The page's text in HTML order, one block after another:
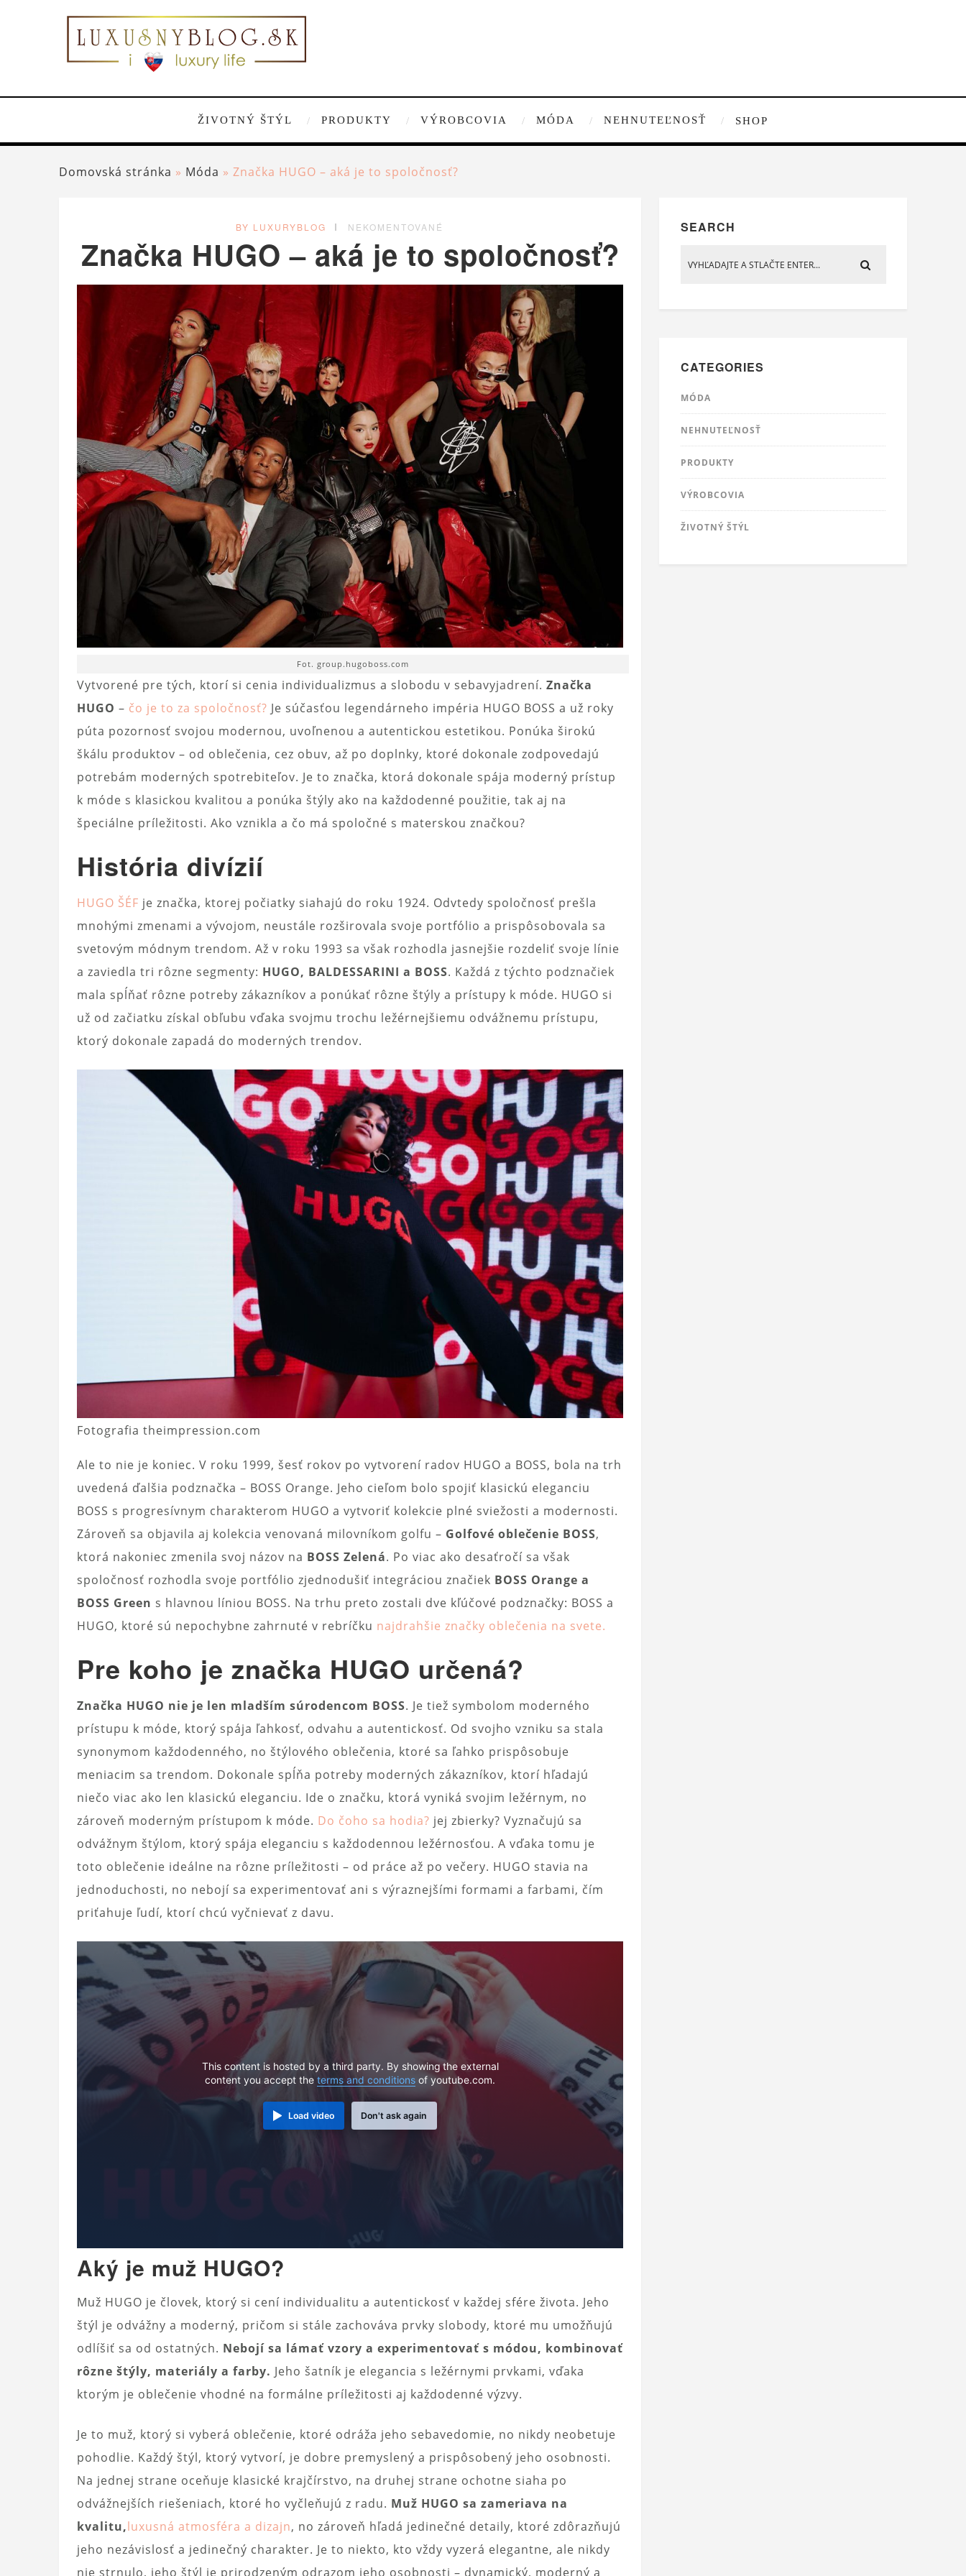
ŽIVOTNÝ ŠTÝL PRODUKTY VÝROBCOVIA MÓDA NEHNUTEĽNOSŤ SHOP
Domovská stránka » Móda » Značka HUGO – aká je to spoločnosť?
BY LUXURYBLOG NEKOMENTOVANÉ
Značka HUGO – aká je to spoločnosť?
Fot. group.hugoboss.com
Vytvorené pre tých, ktorí si cenia individualizmus a slobodu v sebavyjadrení. Značka
HUGO – čo je to za spoločnosť? Je súčasťou legendárneho impéria HUGO BOSS a už roky
púta pozornosť svojou modernou, uvoľnenou a autentickou estetikou. Ponúka širokú
škálu produktov – od oblečenia, cez obuv, až po doplnky, ktoré dokonale zodpovedajú
potrebám moderných spotrebiteľov. Je to značka, ktorá dokonale spája moderný prístup
k móde s klasickou kvalitou a ponúka štýly ako na každodenné použitie, tak aj na
špeciálne príležitosti. Ako vznikla a čo má spoločné s materskou značkou?
História divízií
HUGO ŠÉF je značka, ktorej počiatky siahajú do roku 1924. Odvtedy spoločnosť prešla
mnohými zmenami a vývojom, neustále rozširovala svoje portfólio a prispôsobovala sa
svetovým módnym trendom. Až v roku 1993 sa však rozhodla jasnejšie rozdeliť svoje línie
a zaviedla tri rôzne segmenty: HUGO, BALDESSARINI a BOSS. Každá z týchto podznačiek
mala spĺňať rôzne potreby zákazníkov a ponúkať rôzne štýly a prístupy k móde. HUGO si
už od začiatku získal obľubu vďaka svojmu trochu ležérnejšiemu odvážnemu prístupu,
ktorý dokonale zapadá do moderných trendov.
Fotografia theimpression.com
Ale to nie je koniec. V roku 1999, šesť rokov po vytvorení radov HUGO a BOSS, bola na trh
uvedená ďalšia podznačka – BOSS Orange. Jeho cieľom bolo spojiť klasickú eleganciu
BOSS s progresívnym charakterom HUGO a vytvoriť kolekcie plné sviežosti a modernosti.
Zároveň sa objavila aj kolekcia venovaná milovníkom golfu – Golfové oblečenie BOSS,
ktorá nakoniec zmenila svoj názov na BOSS Zelená. Po viac ako desaťročí sa však
spoločnosť rozhodla svoje portfólio zjednodušiť integráciou značiek BOSS Orange a
BOSS Green s hlavnou líniou BOSS. Na trhu preto zostali dve kľúčové podznačky: BOSS a
HUGO, ktoré sú nepochybne zahrnuté v rebríčku najdrahšie značky oblečenia na svete.
Pre koho je značka HUGO určená?
Značka HUGO nie je len mladším súrodencom BOSS. Je tiež symbolom moderného
prístupu k móde, ktorý spája ľahkosť, odvahu a autentickosť. Od svojho vzniku sa stala
synonymom každodenného, ​​no štýlového oblečenia, ktoré sa ľahko prispôsobuje
meniacim sa trendom. Dokonale spĺňa potreby moderných zákazníkov, ktorí hľadajú
niečo viac ako len klasickú eleganciu. Ide o značku, ktorá vyniká svojim ležérnym, no
zároveň moderným prístupom k móde. Do čoho sa hodia? jej zbierky? Vyznačujú sa
odvážnym štýlom, ktorý spája eleganciu s každodennou ležérnosťou. A vďaka tomu je
toto oblečenie ideálne na rôzne príležitosti – od práce až po večery. HUGO stavia na
jednoduchosti, no nebojí sa experimentovať ani s výraznejšími formami a farbami, čím
priťahuje ľudí, ktorí chcú vyčnievať z davu.
This content is hosted by a third party. By showing the external
content you accept the terms and conditions of youtube.com.
Load video Don't ask again
Aký je muž HUGO?
Muž HUGO je človek, ktorý si cení individualitu a autentickosť v každej sfére života. Jeho
štýl je odvážny a moderný, pričom si stále zachováva prvky slobody, ktoré mu umožňujú
odlíšiť sa od ostatných. Nebojí sa lámať vzory a experimentovať s módou, kombinovať
rôzne štýly, materiály a farby. Jeho šatník je elegancia s ležérnymi prvkami, vďaka
ktorým je oblečenie vhodné na formálne príležitosti aj každodenné výzvy.
Je to muž, ktorý si vyberá oblečenie, ktoré odráža jeho sebavedomie, no nikdy neobetuje
pohodlie. Každý štýl, ktorý vytvorí, je dobre premyslený a prispôsobený jeho osobnosti.
Na jednej strane oceňuje klasické krajčírstvo, na druhej strane ochotne siaha po
odvážnejších riešeniach, ktoré ho vyčleňujú z radu. Muž HUGO sa zameriava na
kvalitu,luxusná atmosféra a dizajn, no zároveň hľadá jedinečné detaily, ktoré zdôrazňujú
jeho nezávislosť a jedinečný charakter. Je to niekto, kto vždy vyzerá elegantne, ale nikdy
nie strnulo, jeho štýl je prirodzeným odrazom jeho osobnosti – dynamický, moderný a
SEARCH
CATEGORIES
MÓDA
NEHNUTEĽNOSŤ
PRODUKTY
VÝROBCOVIA
ŽIVOTNÝ ŠTÝL